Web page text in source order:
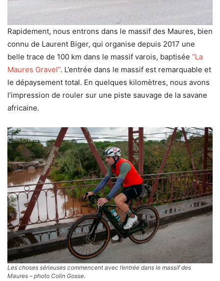
Rapidement, nous entrons dans le massif des Maures, bien
connu de Laurent Biger, qui organise depuis 2017 une
belle trace de 100 km dans le massif varois, baptisée “La
Maures Gravel”. L’entrée dans le massif est remarquable et
le dépaysement total. En quelques kilomètres, nous avons
l’impression de rouler sur une piste sauvage de la savane
africaine.
Les choses sérieuses commencent avec l’entrée dans le massif des
Maures – photo Colin Gosse.